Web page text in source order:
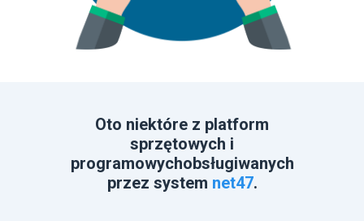
Oto niektóre z platform
sprzętowych i
programowychobsługiwanych
przez system net47.